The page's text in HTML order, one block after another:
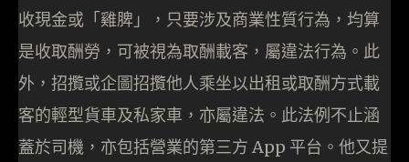
收現金或「雞脾」，只要涉及商業性質行為，均算
是收取酬勞，可被視為取酬載客，屬違法行為。此
外，招攬或企圖招攬他人乘坐以出租或取酬方式載
客的輕型貨車及私家車，亦屬違法。此法例不止涵
蓋於司機，亦包括營業的第三方 App 平台。他又提